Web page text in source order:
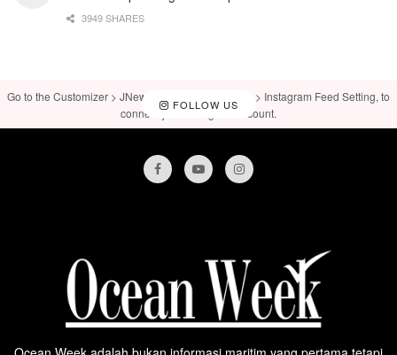
3949 SHARES
FOLLOW US
Go to the Customizer > JNews : Social, Like & View > Instagram Feed Setting, to
connect your Instagram account.